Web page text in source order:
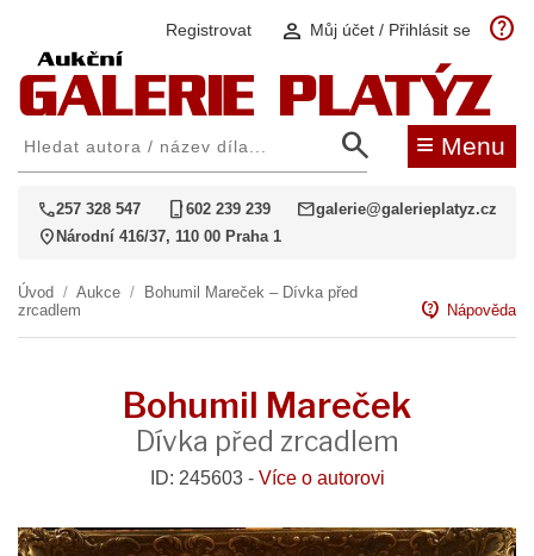
Registrovat person Můj účet / Přihlásit se help
search ≡ Menu
call257 328 547 phone_iphone602 239 239 mailgalerie@galerieplatyz.cz
location_on Národní 416/37, 110 00 Praha 1
Úvod / Aukce /
Bohumil Mareček – Dívka před
zrcadlem
contact_support Nápověda
Bohumil Mareček
Dívka před zrcadlem
ID: 245603 - Více o autorovi